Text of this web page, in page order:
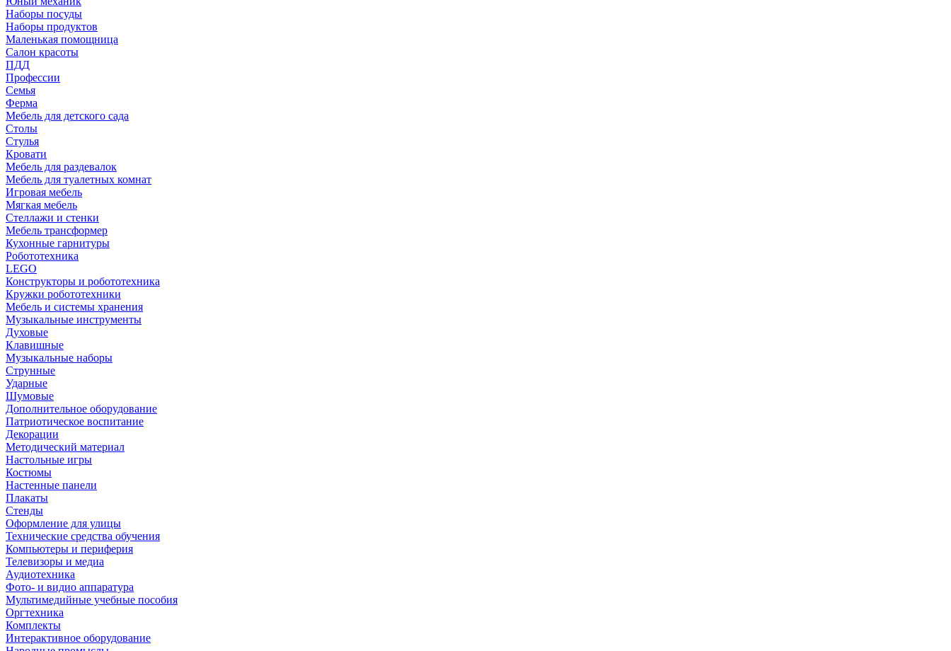
Наборы посуды
Наборы продуктов
Маленькая помощница
Салон красоты
ПДД
Профессии
Семья
Ферма
Мебель для детского сада
Столы
Cтулья
Кровати
Мебель для раздевалок
Мебель для туалетных комнат
Игровая мебель
Мягкая мебель
Стеллажи и стенки
Мебель трансформер
Кухонные гарнитуры
Робототехника
LEGO
Конструкторы и робототехника
Кружки робототехники
Мебель и системы хранения
Музыкальные инструменты
Духовые
Клавишные
Музыкальные наборы
Струнные
Ударные
Шумовые
Дополнительное оборудование
Патриотическое воспитание
Декорации
Методический материал
Настольные игры
Костюмы
Настенные панели
Плакаты
Стенды
Оформление для улицы
Технические средства обучения
Компьютеры и периферия
Телевизоры и медиа
Аудиотехника
Фото- и видио аппаратура
Мультимедийные учебные пособия
Оргтехника
Комплекты
Интерактивное оборудование